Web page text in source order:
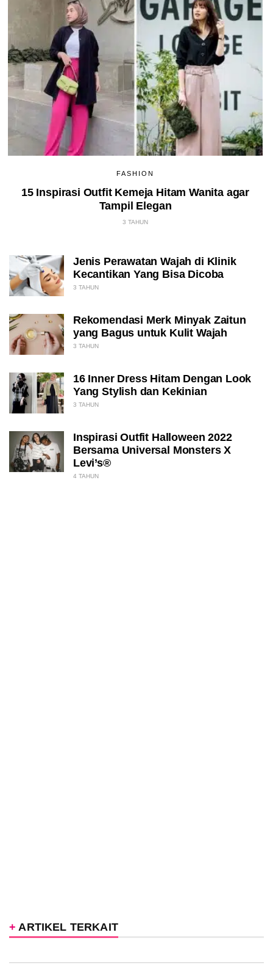
FASHION
15 Inspirasi Outfit Kemeja Hitam Wanita agar
Tampil Elegan
3 TAHUN
Jenis Perawatan Wajah di Klinik
Kecantikan Yang Bisa Dicoba
3 TAHUN
Rekomendasi Merk Minyak Zaitun
yang Bagus untuk Kulit Wajah
3 TAHUN
16 Inner Dress Hitam Dengan Look
Yang Stylish dan Kekinian
3 TAHUN
Inspirasi Outfit Halloween 2022
Bersama Universal Monsters X
Levi’s®
4 TAHUN
ARTIKEL TERKAIT